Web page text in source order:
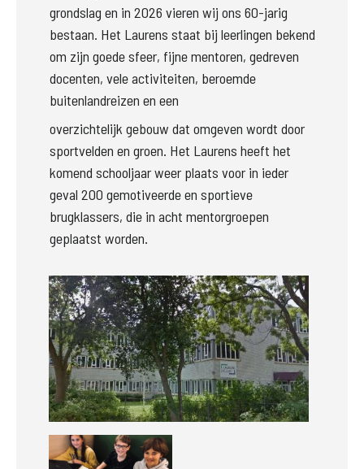
grondslag en in 2026 vieren wij ons 60-jarig
bestaan. Het Laurens staat bij leerlingen bekend
om zijn goede sfeer, fijne mentoren, gedreven
docenten, vele activiteiten, beroemde
buitenlandreizen en een
overzichtelijk gebouw dat omgeven wordt door
sportvelden en groen. Het Laurens heeft het
komend schooljaar weer plaats voor in ieder
geval 200 gemotiveerde en sportieve
brugklassers, die in acht mentorgroepen
geplaatst worden.
Groter
Groter